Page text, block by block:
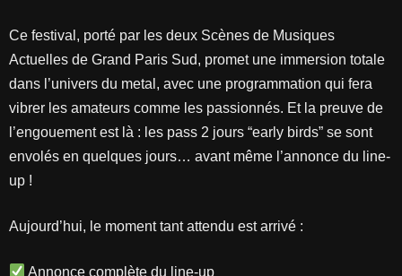
Ce festival, porté par les deux Scènes de Musiques
Actuelles de Grand Paris Sud, promet une immersion totale
dans l’univers du metal, avec une programmation qui fera
vibrer les amateurs comme les passionnés. Et la preuve de
l’engouement est là : les pass 2 jours “early birds” se sont
envolés en quelques jours… avant même l’annonce du line-
up !
Aujourd’hui, le moment tant attendu est arrivé :
Annonce complète du line-up